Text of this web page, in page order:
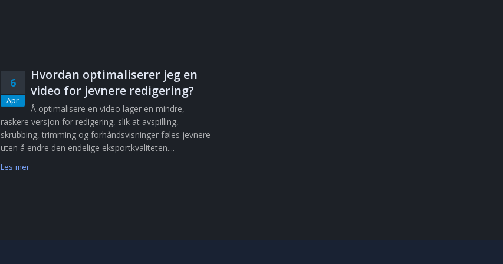
6
Apr
Hvordan optimaliserer jeg en
video for jevnere redigering?
Å optimalisere en video lager en mindre,
raskere versjon for redigering, slik at avspilling,
skrubbing, trimming og forhåndsvisninger føles jevnere
uten å endre den endelige eksportkvaliteten....
Les mer